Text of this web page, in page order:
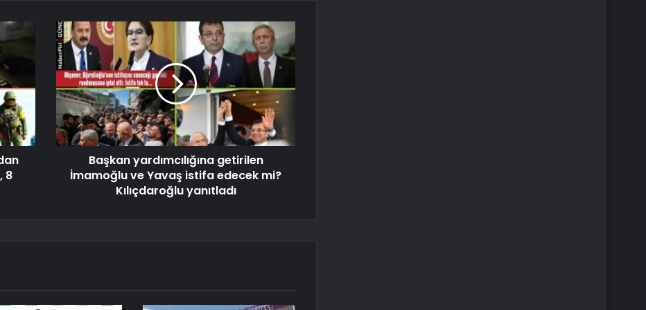
8
Başkan yardımcılığına getirilen
İmamoğlu ve Yavaş istifa edecek mi?
Kılıçdaroğlu yanıtladı